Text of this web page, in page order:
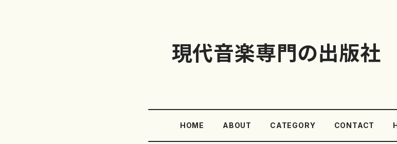
現代音楽専門の出版社
HOME ABOUT CATEGORY CONTACT